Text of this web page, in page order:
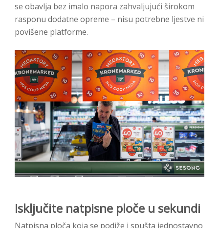
se obavlja bez imalo napora zahvaljujući širokom
rasponu dodatne opreme – nisu potrebne ljestve ni
povišene platforme.
Isključite natpisne ploče u sekundi
Natpisna ploča koja se podiže i spušta jednostavno